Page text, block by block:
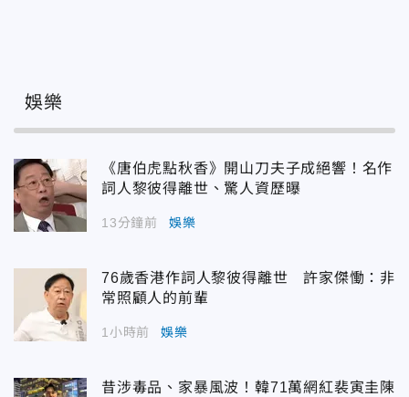
娛樂
《唐伯虎點秋香》開山刀夫子成絕響！名作
詞人黎彼得離世、驚人資歷曝
13分鐘前 娛樂
76歲香港作詞人黎彼得離世 許家傑慟：非
常照顧人的前輩
1小時前 娛樂
昔涉毒品、家暴風波！韓71萬網紅裴寅圭陳